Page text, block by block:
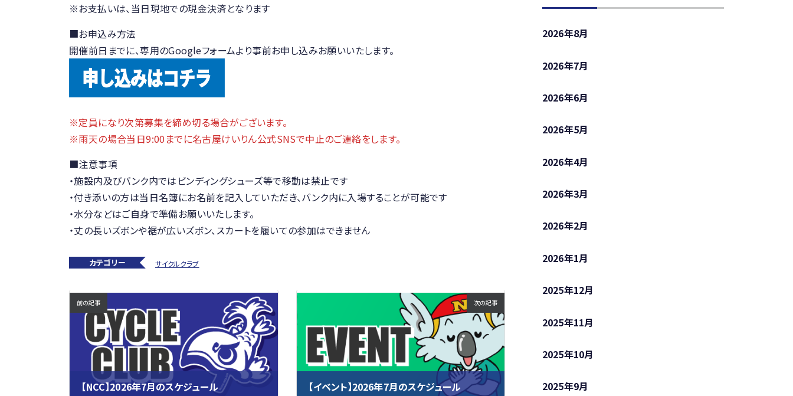
※お支払いは、当日現地での現金決済となります
■お申込み方法
開催前日までに、専用のGoogleフォームより事前お申し込みお願いいたします。
※定員になり次第募集を締め切る場合がございます。
※雨天の場合当日9:00までに名古屋けいりん公式SNSで中止のご連絡をします。
■注意事項
・施設内及びバンク内ではビンディングシューズ等で移動は禁止です
・付き添いの方は当日名簿にお名前を記入していただき、バンク内に入場することが可能です
・水分などはご自身で準備お願いいたします。
・丈の長いズボンや裾が広いズボン、スカートを履いての参加はできません
カテゴリー サイクルクラブ
前の記事
【NCC】2026年7月のスケジュール
次の記事
【イベント】2026年7月のスケジュール
2026年8月
2026年7月
2026年6月
2026年5月
2026年4月
2026年3月
2026年2月
2026年1月
2025年12月
2025年11月
2025年10月
2025年9月